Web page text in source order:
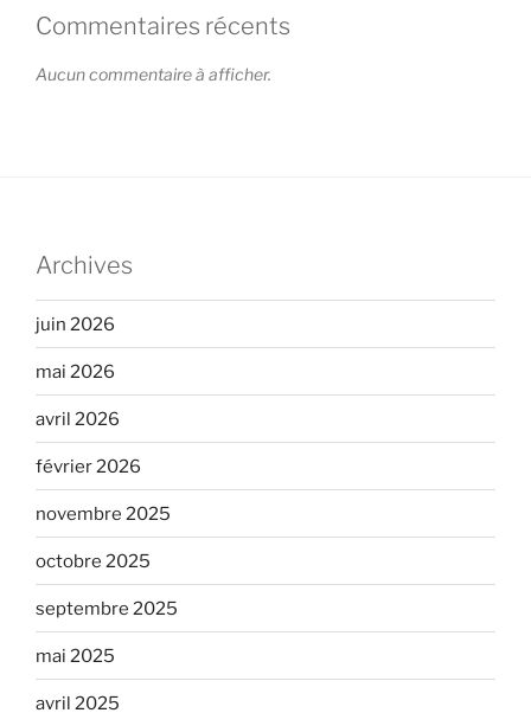
Commentaires récents
Aucun commentaire à afficher.
Archives
juin 2026
mai 2026
avril 2026
février 2026
novembre 2025
octobre 2025
septembre 2025
mai 2025
avril 2025